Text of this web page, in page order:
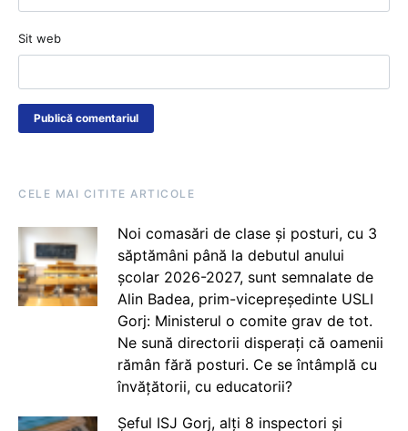
Sit web
CELE MAI CITITE ARTICOLE
Noi comasări de clase și posturi, cu 3
săptămâni până la debutul anului
școlar 2026-2027, sunt semnalate de
Alin Badea, prim-vicepreședinte USLI
Gorj: Ministerul o comite grav de tot.
Ne sună directorii disperați că oamenii
rămân fără posturi. Ce se întâmplă cu
învățătorii, cu educatorii?
Șeful ISJ Gorj, alți 8 inspectori și